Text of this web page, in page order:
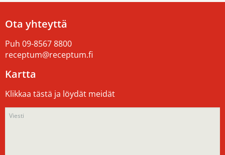
Ota yhteyttä
Puh 09-8567 8800
receptum@receptum.fi
Kartta
Klikkaa tästä ja löydät meidät